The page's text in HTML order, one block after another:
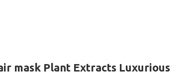
mask Plant Extracts Luxurious